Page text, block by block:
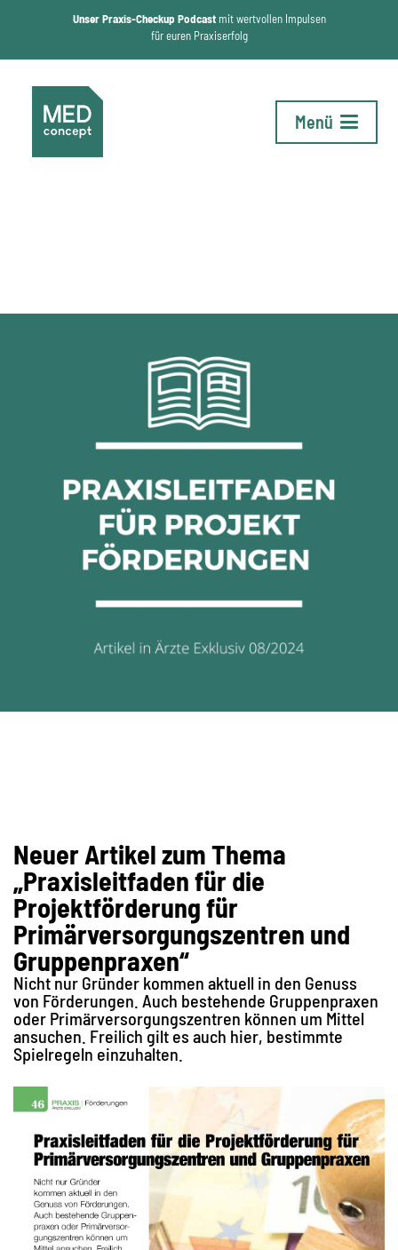
Unser Praxis-Checkup Podcastmit wertvollen Impulsen
für euren Praxiserfolg
Menü
Neuer Artikel zum Thema
„Praxisleitfaden für die
Projektförderung für
Primärversorgungszentren und
Gruppenpraxen“
Nicht nur Gründer kommen aktuell in den Genuss
von Förderungen. Auch bestehende Gruppenpraxen
oder Primärversorgungszentren können um Mittel
ansuchen. Freilich gilt es auch hier, bestimmte
Spielregeln einzuhalten.